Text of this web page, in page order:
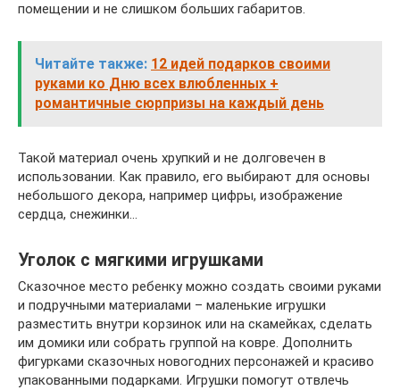
помещении и не слишком больших габаритов.
Читайте также: 12 идей подарков своими
руками ко Дню всех влюбленных +
романтичные сюрпризы на каждый день
Такой материал очень хрупкий и не долговечен в
использовании. Как правило, его выбирают для основы
небольшого декора, например цифры, изображение
сердца, снежинки…
Уголок с мягкими игрушками
Сказочное место ребенку можно создать своими руками
и подручными материалами – маленькие игрушки
разместить внутри корзинок или на скамейках, сделать
им домики или собрать группой на ковре. Дополнить
фигурками сказочных новогодних персонажей и красиво
упакованными подарками. Игрушки помогут отвлечь